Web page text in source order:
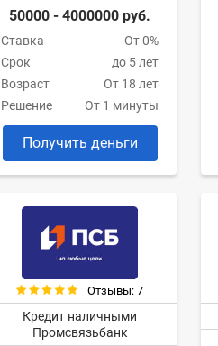
50000 - 4000000 руб.
Ставка
От 0%
Срок
до 5 лет
Возраст
От 18 лет
Решение
От 1 минуты
Получить деньги
Отзывы: 7
Кредит наличными
Промсвязьбанк